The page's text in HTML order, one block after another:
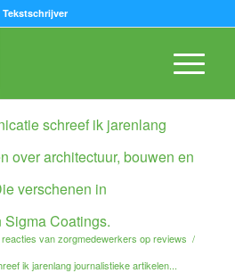
Tekstschrijver
schreef ik jarenlang
over architectuur, bouwen en
verschenen in
Coatings.
van zorgmedewerkers op reviews /
ik jarenlang journalistieke artikelen...